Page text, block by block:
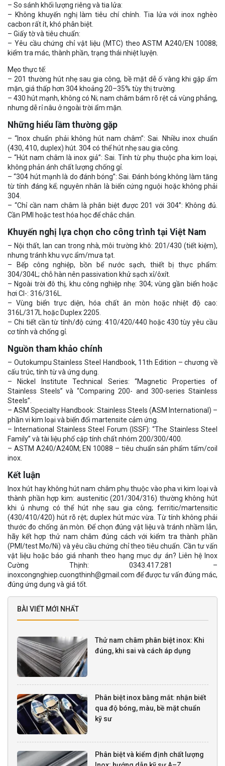
– So sánh khối lượng riêng và tia lửa:
– Không khuyến nghị làm tiêu chí chính. Tia lửa với inox nghèo
cacbon rất ít, khó phân biệt.
– Giấy tờ và tiêu chuẩn:
– Yêu cầu chứng chỉ vật liệu (MTC) theo ASTM A240/EN 10088;
kiểm tra mác, thành phần, trạng thái nhiệt luyện.
Mẹo thực tế:
– 201 thường hút nhẹ sau gia công, bề mặt dễ ố vàng khi gặp ẩm
mặn, giá thấp hơn 304 khoảng 20–35% tùy thị trường.
– 430 hút mạnh, không có Ni; nam châm bám rõ rệt cả vùng phẳng,
nhưng dễ rỉ nâu ở ngoài trời ẩm mặn.
Những hiểu lầm thường gặp
– “Inox chuẩn phải không hút nam châm”: Sai. Nhiều inox chuẩn
(430, 410, duplex) hút. 304 có thể hút nhẹ sau gia công.
– “Hút nam châm là inox giả”: Sai. Tính từ phụ thuộc pha kim loại,
không phản ánh chất lượng chống gỉ.
– “304 hút mạnh là do đánh bóng”: Sai. Đánh bóng không làm tăng
từ tính đáng kể; nguyên nhân là biến cứng nguội hoặc không phải
304.
– “Chỉ cần nam châm là phân biệt được 201 với 304”: Không đủ.
Cần PMI hoặc test hóa học để chắc chắn.
Khuyến nghị lựa chọn cho công trình tại Việt Nam
– Nội thất, lan can trong nhà, môi trường khô: 201/430 (tiết kiệm),
nhưng tránh khu vực ẩm/mưa tạt.
– Bếp công nghiệp, bồn bể nước sạch, thiết bị thực phẩm:
304/304L; chỗ hàn nên passivation khử sạch xỉ/ôxít.
– Ngoài trời đô thị, khu công nghiệp nhẹ: 304; vùng gần biển hoặc
hơi Cl-: 316/316L.
– Vùng biển trực diện, hóa chất ăn mòn hoặc nhiệt độ cao:
316L/317L hoặc Duplex 2205.
– Chi tiết cần từ tính/độ cứng: 410/420/440 hoặc 430 tùy yêu cầu
cơ tính và chống gỉ.
Nguồn tham khảo chính
– Outokumpu Stainless Steel Handbook, 11th Edition – chương về
cấu trúc, tính từ và ứng dụng.
– Nickel Institute Technical Series: “Magnetic Properties of
Stainless Steels” và “Comparing 200- and 300-series Stainless
Steels”.
– ASM Specialty Handbook: Stainless Steels (ASM International) –
phần vi kim loại và biến đổi martensite cảm ứng.
– International Stainless Steel Forum (ISSF): “The Stainless Steel
Family” và tài liệu phổ cập tính chất nhóm 200/300/400.
– ASTM A240/A240M; EN 10088 – tiêu chuẩn sản phẩm tấm/coil
inox.
Kết luận
Inox hút hay không hút nam châm phụ thuộc vào pha vi kim loại và
thành phần hợp kim: austenitic (201/304/316) thường không hút
khi ủ nhưng có thể hút nhẹ sau gia công; ferritic/martensitic
(430/410/420) hút rõ rệt; duplex hút mức vừa. Từ tính không phải
thước đo chống ăn mòn. Để chọn đúng vật liệu và tránh nhầm lẫn,
hãy kết hợp thử nam châm đúng cách với kiểm tra thành phần
(PMI/test Mo/Ni) và yêu cầu chứng chỉ theo tiêu chuẩn. Cần tư vấn
vật liệu hoặc báo giá nhanh theo hạng mục dự án? Liên hệ Inox
Cường Thịnh: 0343.417.281 –
inoxcongnghiep.cuongthinh@gmail.com để được tư vấn đúng mác,
đúng ứng dụng và giá tốt.
BÀI VIẾT MỚI NHẤT
Thử nam châm phân biệt inox: Khi
đúng, khi sai và cách áp dụng
Phân biệt inox bằng mắt: nhận biết
qua độ bóng, màu, bề mặt chuẩn
kỹ sư
Phân biệt và kiểm định chất lượng